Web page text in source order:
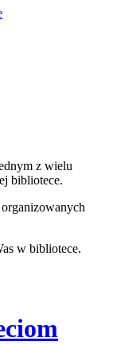
z wielu
bibliotece.
w bibliotece.